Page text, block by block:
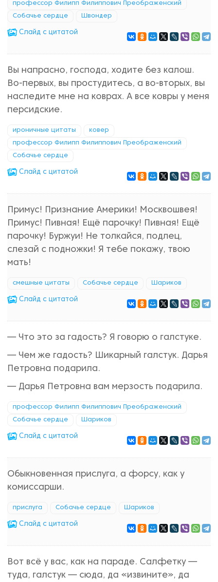
профессор Филипп Филиппович Преображенский
Собачье сердце Швондер
Cлайд с цитатой
Вы напрасно, господа, ходите без калош.
Во-первых, вы простудитесь, а во-вторых, вы
наследите мне на коврах. А все ковры у меня
персидские.
ироничные цитаты ковер
профессор Филипп Филиппович Преображенский
Собачье сердце
Cлайд с цитатой
Примус! Признание Америки! Москвошвея!
Примус! Пивная! Ещё парочку! Пивная! Ещё
парочку! Буржуи! Не толкайся, подлец,
слезай с подножки! Я тебе покажу, твою
мать!
смешные цитаты Собачье сердце Шариков
Cлайд с цитатой
— Что это за гадость? Я говорю о галстуке.
— Чем же гадость? Шикарный галстук. Дарья
Петровна подарила.
— Дарья Петровна вам мерзость подарила.
профессор Филипп Филиппович Преображенский
Собачье сердце Шариков
Cлайд с цитатой
Обыкновенная прислуга, а форсу, как у
комиссарши.
прислуга Собачье сердце Шариков
Cлайд с цитатой
Вот всё у вас, как на параде. Салфетку —
туда, галстук — сюда, да «извините», да